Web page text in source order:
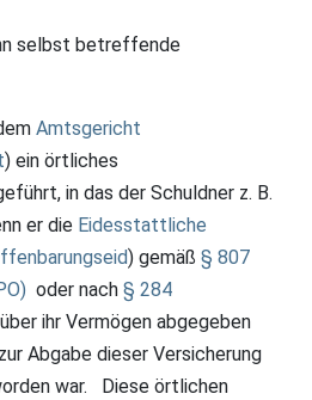
selbst betreffende
Amtsgericht
) ein örtliches
in das der Schuldner z. B.
er die Eidesstattliche
) gemäß § 807
oder nach § 284
über ihr Vermögen abgegeben
Abgabe dieser Versicherung
war. Diese örtlichen